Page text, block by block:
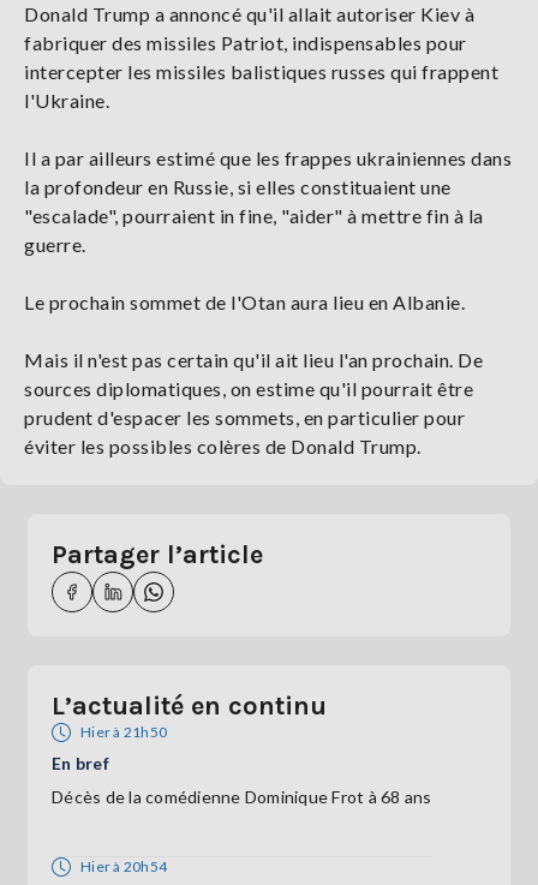
Donald Trump a annoncé qu'il allait autoriser Kiev à
fabriquer des missiles Patriot, indispensables pour
intercepter les missiles balistiques russes qui frappent
l'Ukraine.
Il a par ailleurs estimé que les frappes ukrainiennes dans
la profondeur en Russie, si elles constituaient une
"escalade", pourraient in fine, "aider" à mettre fin à la
guerre.
Le prochain sommet de l'Otan aura lieu en Albanie.
Mais il n'est pas certain qu'il ait lieu l'an prochain. De
sources diplomatiques, on estime qu'il pourrait être
prudent d'espacer les sommets, en particulier pour
éviter les possibles colères de Donald Trump.
Partager l’article
L’actualité en continu
Hier à 21h50
En bref
Décès de la comédienne Dominique Frot à 68 ans
Hier à 20h54